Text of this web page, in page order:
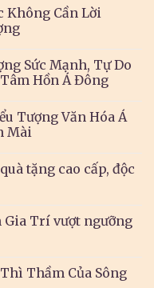
Không Cần Lời
Sức Mạnh, Tự Do
Hồn Á Đông
Tượng Văn Hóa Á
Mài
tặng cao cấp, độc
Gia Trí vượt ngưỡng
Thầm Của Sông